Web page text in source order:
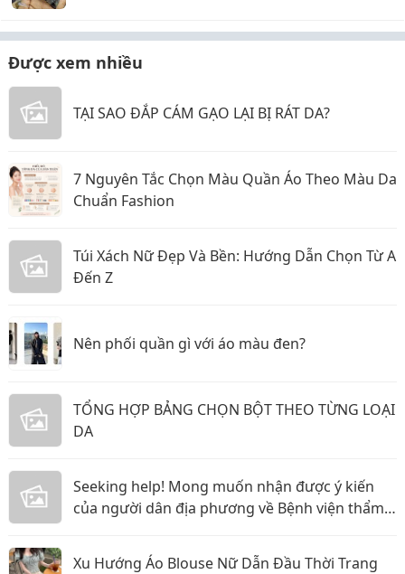
Được xem nhiều
TẠI SAO ĐẮP CÁM GẠO LẠI BỊ RÁT DA?
7 Nguyên Tắc Chọn Màu Quần Áo Theo Màu Da
Chuẩn Fashion
Túi Xách Nữ Đẹp Và Bền: Hướng Dẫn Chọn Từ A
Đến Z
Nên phối quần gì với áo màu đen?
TỔNG HỢP BẢNG CHỌN BỘT THEO TỪNG LOẠI
DA
Seeking help! Mong muốn nhận được ý kiến
của người dân địa phương về Bệnh viện thẩm
Xu Hướng Áo Blouse Nữ Dẫn Đầu Thời Trang